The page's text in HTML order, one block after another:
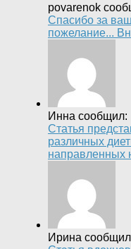
povarenok
Спасибо за
пожелание...
Инна сообщил:
Статья
различных
направленных
Ирина